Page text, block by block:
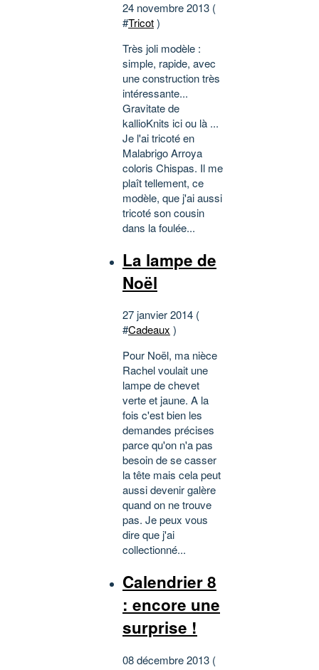
24 novembre 2013 (
#Tricot)
Très joli modèle :
simple, rapide, avec
une construction très
intéressante...
Gravitate de
kallioKnits ici ou là ...
Je l'ai tricoté en
Malabrigo Arroya
coloris Chispas. Il me
plaît tellement, ce
modèle, que j'ai aussi
tricoté son cousin
dans la foulée...
La lampe de
Noël
27 janvier 2014 (
#Cadeaux )
Pour Noël, ma nièce
Rachel voulait une
lampe de chevet
verte et jaune. A la
fois c'est bien les
demandes précises
parce qu'on n'a pas
besoin de se casser
la tête mais cela peut
aussi devenir galère
quand on ne trouve
pas. Je peux vous
dire que j'ai
collectionné...
Calendrier 8
: encore une
surprise !
08 décembre 2013 (